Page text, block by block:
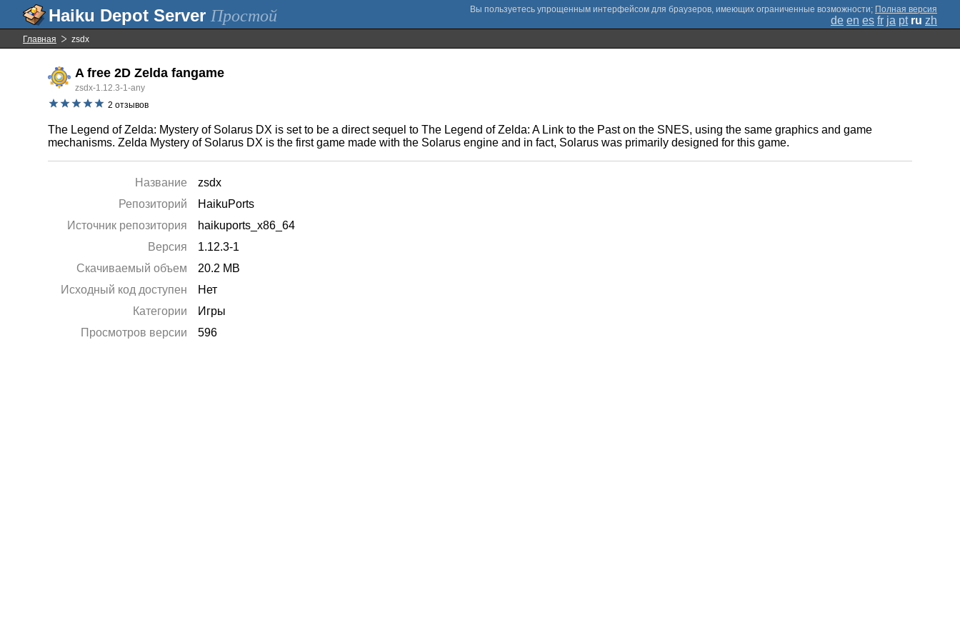
Простой ; Полная версия
de en es fr ja pt ru zh
Главная zsdx
A free 2D Zelda fangame
zsdx-1.12.3-1-any
2 отзывов
The Legend of Zelda: Mystery of Solarus DX is set to be a direct sequel to The Legend of Zelda: A Link to the Past on the SNES, using the same graphics and game
mechanisms. Zelda Mystery of Solarus DX is the first game made with the Solarus engine and in fact, Solarus was primarily designed for this game.
Название
zsdx
Репозиторий
HaikuPorts
Источник репозитория
haikuports_x86_64
Версия
1.12.3-1
Скачиваемый объем
20.2 MB
Исходный код доступен
Нет
Категории
Игры
Просмотров версии
596